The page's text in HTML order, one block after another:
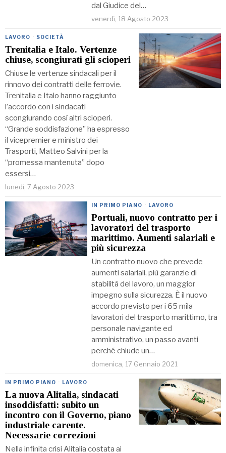
dal Giudice del…
venerdì, 18 Agosto 2023
LAVORO · SOCIETÀ
Trenitalia e Italo. Vertenze
chiuse, scongiurati gli scioperi
Chiuse le vertenze sindacali per il
rinnovo dei contratti delle ferrovie.
Trenitalia e Italo hanno raggiunto
l’accordo con i sindacati
scongiurando così altri scioperi.
“Grande soddisfazione” ha espresso
il vicepremier e ministro dei
Trasporti, Matteo Salvini per la
“promessa mantenuta” dopo
essersi…
lunedì, 7 Agosto 2023
IN PRIMO PIANO · LAVORO
Portuali, nuovo contratto per i
lavoratori del trasporto
marittimo. Aumenti salariali e
più sicurezza
Un contratto nuovo che prevede
aumenti salariali, più garanzie di
stabilità del lavoro, un maggior
impegno sulla sicurezza. È il nuovo
accordo previsto per i 65 mila
lavoratori del trasporto marittimo, tra
personale navigante ed
amministrativo, un passo avanti
perché chiude un…
domenica, 17 Gennaio 2021
IN PRIMO PIANO · LAVORO
La nuova Alitalia, sindacati
insoddisfatti: subito un
incontro con il Governo, piano
industriale carente.
Necessarie correzioni
Nella infinita crisi Alitalia costata ai